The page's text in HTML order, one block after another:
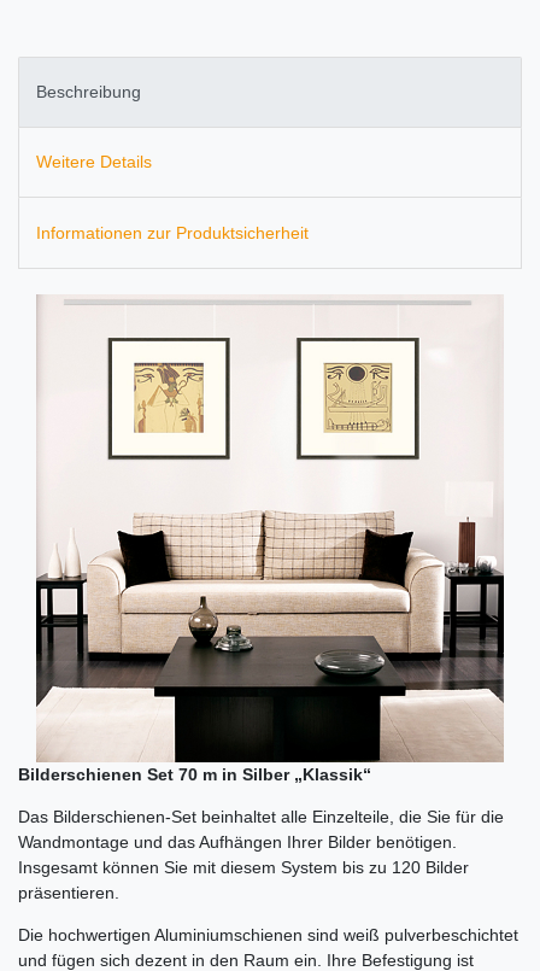
Beschreibung
Weitere Details
Informationen zur Produktsicherheit
Bilderschienen Set 70 m in Silber „Klassik“
Das Bilderschienen-Set beinhaltet alle Einzelteile, die Sie für die
Wandmontage und das Aufhängen Ihrer Bilder benötigen.
Insgesamt können Sie mit diesem System bis zu 120 Bilder
präsentieren.
Die hochwertigen Aluminiumschienen sind weiß pulverbeschichtet
und fügen sich dezent in den Raum ein. Ihre Befestigung ist